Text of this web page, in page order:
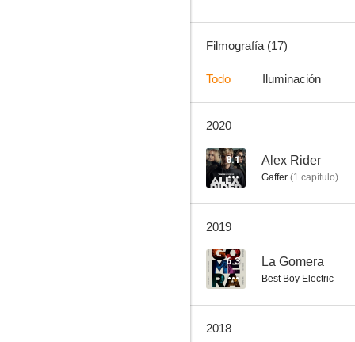
5.0
Filmografía (17)
Todo Iluminación
2020
8.1 Alex Rider
Gaffer (1 capítulo)
2019
6.3 La Gomera
Best Boy Electric
2018